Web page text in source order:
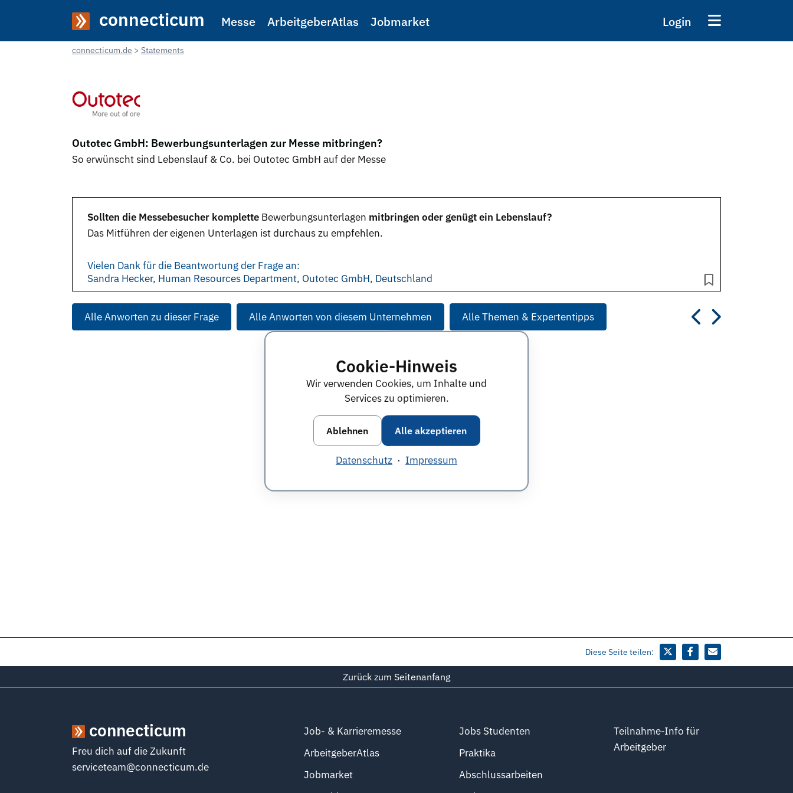
Cookie-Hinweis
Wir verwenden Cookies, um Inhalte und
Services zu optimieren.
Ablehnen Alle akzeptieren
Datenschutz · Impressum
connecticum Messe ArbeitgeberAtlas Jobmarket Login
connecticum.de Statements
Outotec GmbH: Bewerbungsunterlagen zur Messe mitbringen?
So erwünscht sind Lebenslauf & Co. bei Outotec GmbH auf der Messe
Sollten die Messebesucher komplette Bewerbungsunterlagen mitbringen oder genügt ein Lebenslauf?
Das Mitführen der eigenen Unterlagen ist durchaus zu empfehlen.
Vielen Dank für die Beantwortung der Frage an:
Sandra Hecker, Human Resources Department, Outotec GmbH, Deutschland
Alle Anworten zu dieser Frage Alle Anworten von diesem Unternehmen Alle Themen & Expertentipps
Diese Seite teilen:
Zurück zum Seitenanfang
connecticum
Freu dich auf die Zukunft
serviceteam@connecticum.de
Job- & Karrieremesse
ArbeitgeberAtlas
Jobmarket
Jobs Studenten
Praktika
Abschlussarbeiten
Teilnahme-Info für
Arbeitgeber